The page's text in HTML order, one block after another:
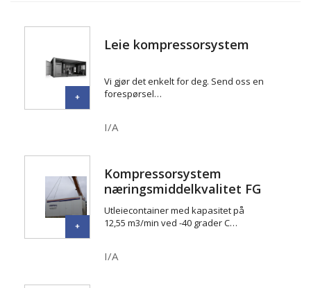
Leie kompressorsystem
Vi gjør det enkelt for deg. Send oss en
forespørsel…
I/A
Kompressorsystem
næringsmiddelkvalitet FG
750
Utleiecontainer med kapasitet på
12,55 m3/min ved -40 grader C…
I/A